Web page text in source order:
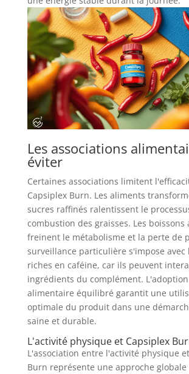
Les associations
éviter
Certaines associations limitent
Capsiplex Burn. Les aliments
sucres raffinés ralentissent le
combustion des graisses. Les boissons
freinent le métabolisme et la perte de
surveillance particulière s'impose avec
riches en caféine, car ils peuvent
ingrédients du complément.
alimentaire équilibré garantit une
optimale du produit dans une
saine et durable.
L'activité physique et Capsiplex
L'association entre l'activité physique
Burn représente une approche